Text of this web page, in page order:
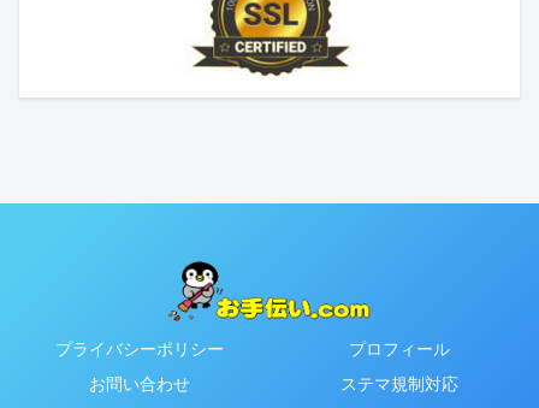
プライバシーポリシー
プロフィール
お問い合わせ
ステマ規制対応